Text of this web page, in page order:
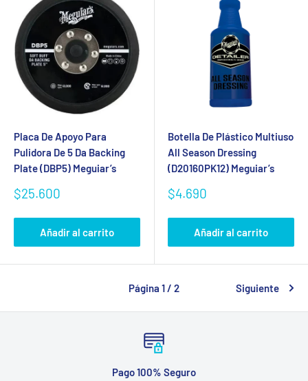
Placa De Apoyo Para
Pulidora De 5 Da Backing
Plate (DBP5) Meguiar’s
Precio
venta
$25.600
Añadir al carrito
Botella De Plástico Multiuso
All Season Dressing
(D20160PK12) Meguiar’s
Precio
venta
$4.690
Añadir al carrito
Página 1 / 2 Siguiente
Pago 100% Seguro